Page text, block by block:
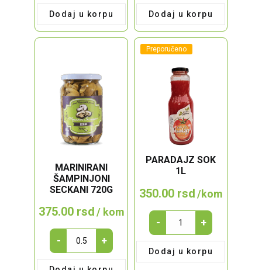
AJVAR
MLEVENI
BLAGI
Dodaj u korpu
CELI
720g
quantity
Dodaj u korpu
MARINIRANI
ŠAMPINJONI
SECKANI 720G
375.00 rsd/ kom
MARINIRANI
ŠAMPINJONI
SECKANI
- +
Preporučeno
PARADAJZ SOK
1L
350.00 rsd/kom
Paradajz
sok
1l
quantity
- +
Dodaj u korpu